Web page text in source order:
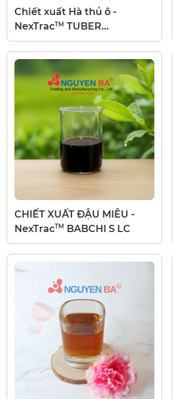
Chiết xuất Hà thủ ô -
NexTracTM TUBER
FLEECEFLOWER R LC
CHIẾT XUẤT ĐẬU MIÊU -
NexTracTM BABCHI S LC